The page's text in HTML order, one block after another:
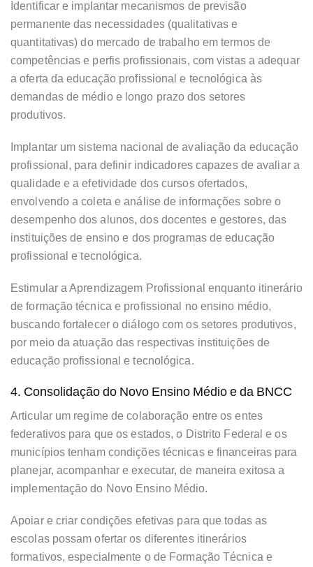
Identificar e implantar mecanismos de previsão
permanente das necessidades (qualitativas e
quantitativas) do mercado de trabalho em termos de
competências e perfis profissionais, com vistas a adequar
a oferta da educação profissional e tecnológica às
demandas de médio e longo prazo dos setores
produtivos.
Implantar um sistema nacional de avaliação da educação
profissional, para definir indicadores capazes de avaliar a
qualidade e a efetividade dos cursos ofertados,
envolvendo a coleta e análise de informações sobre o
desempenho dos alunos, dos docentes e gestores, das
instituições de ensino e dos programas de educação
profissional e tecnológica.
Estimular a Aprendizagem Profissional enquanto itinerário
de formação técnica e profissional no ensino médio,
buscando fortalecer o diálogo com os setores produtivos,
por meio da atuação das respectivas instituições de
educação profissional e tecnológica.
4. Consolidação do Novo Ensino Médio e da BNCC
Articular um regime de colaboração entre os entes
federativos para que os estados, o Distrito Federal e os
municípios tenham condições técnicas e financeiras para
planejar, acompanhar e executar, de maneira exitosa a
implementação do Novo Ensino Médio.
Apoiar e criar condições efetivas para que todas as
escolas possam ofertar os diferentes itinerários
formativos, especialmente o de Formação Técnica e